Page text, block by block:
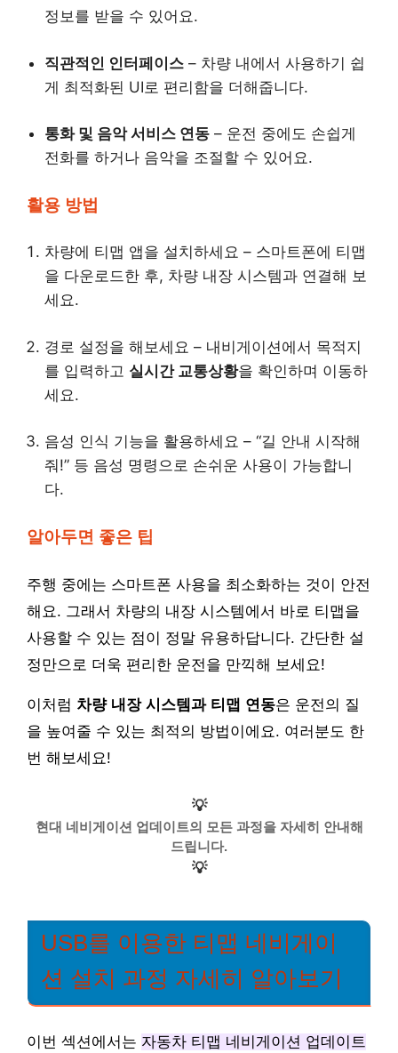
정보를 받을 수 있어요.
직관적인 인터페이스 – 차량 내에서 사용하기 쉽
게 최적화된 UI로 편리함을 더해줍니다.
통화 및 음악 서비스 연동 – 운전 중에도 손쉽게
전화를 하거나 음악을 조절할 수 있어요.
활용 방법
차량에 티맵 앱을 설치하세요 – 스마트폰에 티맵
을 다운로드한 후, 차량 내장 시스템과 연결해 보
세요.
경로 설정을 해보세요 – 내비게이션에서 목적지
를 입력하고 실시간 교통상황을 확인하며 이동하
세요.
음성 인식 기능을 활용하세요 – “길 안내 시작해
줘!” 등 음성 명령으로 손쉬운 사용이 가능합니
다.
알아두면 좋은 팁
주행 중에는 스마트폰 사용을 최소화하는 것이 안전
해요. 그래서 차량의 내장 시스템에서 바로 티맵을
사용할 수 있는 점이 정말 유용하답니다. 간단한 설
정만으로 더욱 편리한 운전을 만끽해 보세요!
이처럼 차량 내장 시스템과 티맵 연동은 운전의 질
을 높여줄 수 있는 최적의 방법이에요. 여러분도 한
번 해보세요!
💡
현대 네비게이션 업데이트의 모든 과정을 자세히 안내해
드립니다.
💡
USB를 이용한 티맵 네비게이
션 설치 과정 자세히 알아보기
이번 섹션에서는 자동차 티맵 네비게이션 업데이트